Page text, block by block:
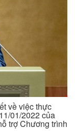
về việc thực
01/2022 của
trợ Chương trình